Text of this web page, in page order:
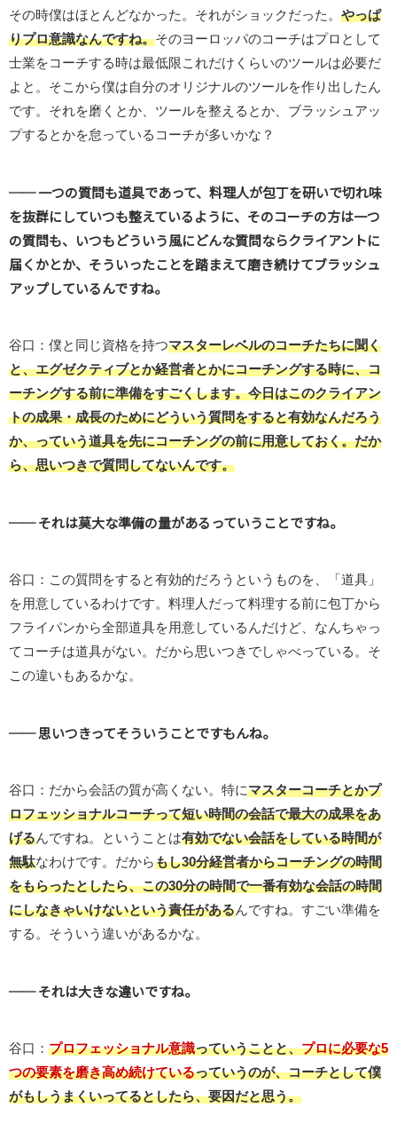
その時僕はほとんどなかった。それがショックだった。 やっぱ
りプロ意識なんですね。そのヨーロッパのコーチはプロとして
士業をコーチする時は最低限これだけくらいのツールは必要だ
よと。そこから僕は自分のオリジナルのツールを作り出したん
です。それを磨くとか、ツールを整えるとか、ブラッシュアッ
プするとかを怠っているコーチが多いかな？
── 一つの質問も道具であって、料理人が包丁を研いで切れ味
を抜群にしていつも整えているように、そのコーチの方は一つ
の質問も、いつもどういう風にどんな質問ならクライアントに
届くかとか、そういったことを踏まえて磨き続けてブラッシュ
アップしているんですね。
谷口：僕と同じ資格を持つマスターレベルのコーチたちに聞く
と、エグゼクティブとか経営者とかにコーチングする時に、コ
ーチングする前に準備をすごくします。今日はこのクライアン
トの成果・成長のためにどういう質問をすると有効なんだろう
か、っていう道具を先にコーチングの前に用意しておく。だか
ら、思いつきで質問してないんです。
── それは莫大な準備の量があるっていうことですね。
谷口：この質問をすると有効的だろうというものを、「道具」
を用意しているわけです。料理人だって料理する前に包丁から
フライパンから全部道具を用意しているんだけど、なんちゃっ
てコーチは道具がない。だから思いつきでしゃべっている。そ
この違いもあるかな。
── 思いつきってそういうことですもんね。
谷口：だから会話の質が高くない。特にマスターコーチとかプ
ロフェッショナルコーチって短い時間の会話で最大の成果をあ
げるんですね。ということは有効でない会話をしている時間が
無駄なわけです。だからもし30分経営者からコーチングの時間
をもらったとしたら、この30分の時間で一番有効な会話の時間
にしなきゃいけないという責任があるんですね。すごい準備を
する。そういう違いがあるかな。
── それは大きな違いですね。
谷口： プロフェッショナル意識っていうことと、プロに必要な5
つの要素を磨き高め続けているっていうのが、コーチとして僕
がもしうまくいってるとしたら、要因だと思う。